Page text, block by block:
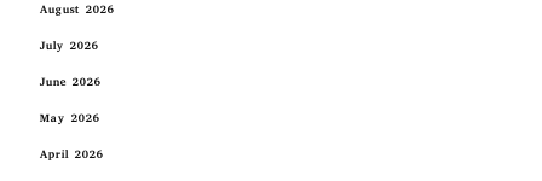
August 2026
July 2026
June 2026
May 2026
April 2026